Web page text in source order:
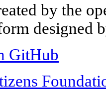
by the
designed
GitHub